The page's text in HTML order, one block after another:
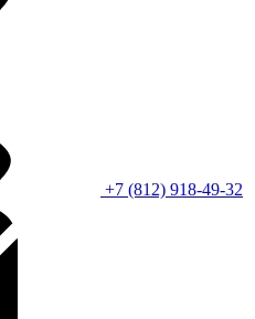
+7 (812) 918-49-32